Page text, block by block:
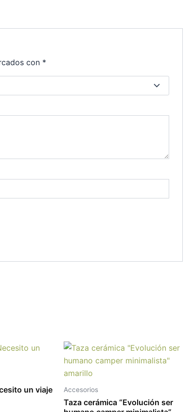
con *
un viaje
Accesorios
Taza cerámica “Evolución ser
Este
producto